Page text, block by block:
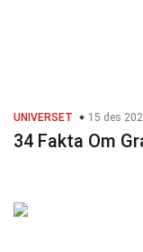
UNIVERSET 15 des
34 Fakta Om